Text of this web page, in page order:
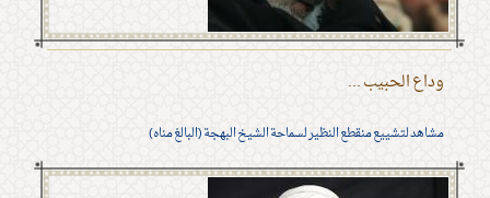
وداع الحبيب ...
مشاهد لتشييع منقطع النظير لسماحة الشيخ البهجة (البالغ مناه)